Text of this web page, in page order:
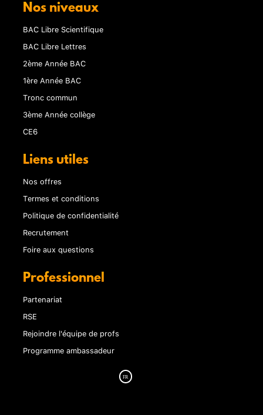
Nos niveaux
BAC Libre Scientifique
BAC Libre Lettres
2ème Année BAC
1ère Année BAC
Tronc commun
3ème Année collège
CE6
Liens utiles
Nos offres
Termes et conditions
Politique de confidentialité
Recrutement
Foire aux questions
Professionnel
Partenariat
RSE
Rejoindre l'équipe de profs
Programme ambassadeur